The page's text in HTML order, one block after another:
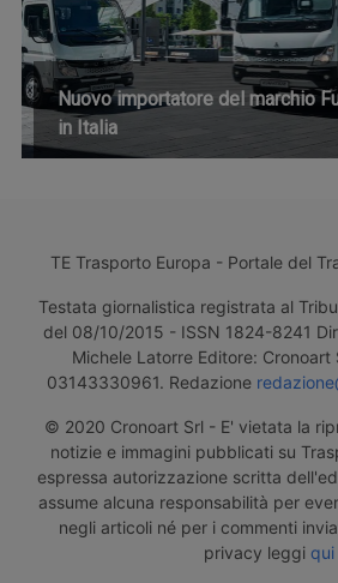
Nuovo importatore del marchio
in Italia
TE Trasporto Europa - Portale del
Testata giornalistica registrata al
del 08/10/2015 - ISSN 1824-8241
Michele Latorre Editore: Cronoart
03143330961. Redazione
© 2020 Cronoart Srl - E' vietata la
notizie e immagini pubblicati su
espressa autorizzazione scritta
assume alcuna responsabilità per
negli articoli né per i commenti
privacy leggi qui